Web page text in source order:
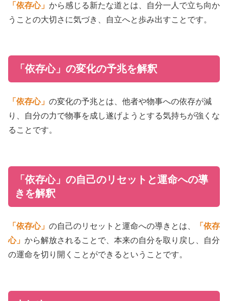
「依存心」 から感じる新たな道とは、自分一人で立ち向か
うことの大切さに気づき、自立へと歩み出すことです。
「依存心」の変化の予兆を解釈
「依存心」 の変化の予兆とは、他者や物事への依存が減
り、自分の力で物事を成し遂げようとする気持ちが強くな
ることです。
「依存心」の自己のリセットと運命への導
きを解釈
「依存心」 の自己のリセットと運命への導きとは、
「依存
心」 から解放されることで、本来の自分を取り戻し、自分
の運命を切り開くことができるということです。